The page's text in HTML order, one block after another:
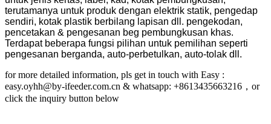
terutamanya untuk produk dengan elektrik statik, pengedap
sendiri, kotak plastik berbilang lapisan dll. pengekodan,
pencetakan & pengesanan beg pembungkusan khas.
Terdapat beberapa fungsi pilihan untuk pemilihan seperti
pengesanan berganda, auto-perbetulkan, auto-tolak dll.
for more detailed information, pls get in touch with Easy :
easy.oyhh@by-ifeeder.com.cn & whatsapp: +8613435663216，or
click the inquiry button below